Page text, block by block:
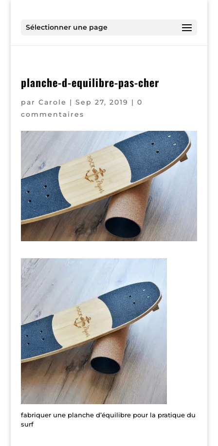
Sélectionner une page
planche-d-equilibre-pas-cher
par Carole | Sep 27, 2019 | 0
commentaires
fabriquer une planche d’équilibre pour la pratique du
surf